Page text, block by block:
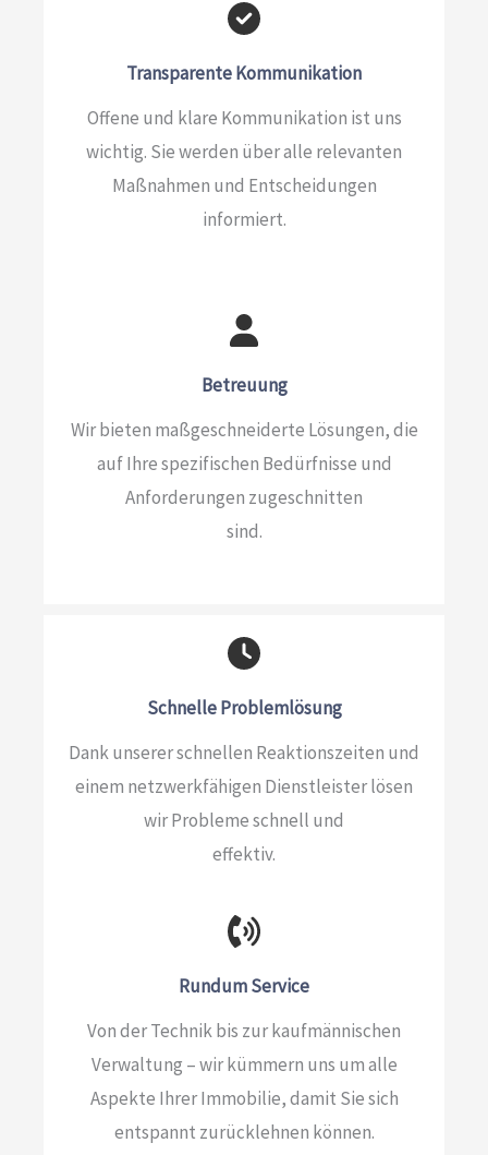
Transparente Kommunikation​
Offene und klare Kommunikation ist uns
wichtig. Sie werden über alle relevanten
Maßnahmen und Entscheidungen
informiert.
Betreuung
Wir bieten maßgeschneiderte Lösungen, die
auf Ihre spezifischen Bedürfnisse und
Anforderungen zugeschnitten
sind.
Schnelle Problemlösung​
Dank unserer schnellen Reaktionszeiten und
einem netzwerkfähigen Dienstleister lösen
wir Probleme schnell und
effektiv.
Rundum Service
Von der Technik bis zur kaufmännischen
Verwaltung – wir kümmern uns um alle
Aspekte Ihrer Immobilie, damit Sie sich
entspannt zurücklehnen können.